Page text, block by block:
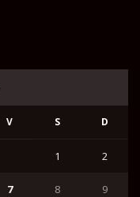
V S D
1 2
7 8 9